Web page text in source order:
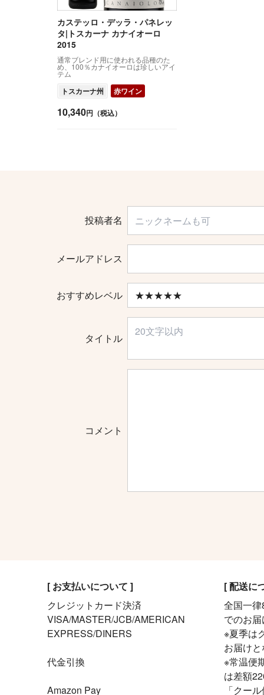
カステッロ・デッラ・パネレッ
タ|トスカーナ カナイオーロ
2015
通常ブレンド用に使われる品種のた
め、100％カナイオーロは珍しいアイ
テム
トスカーナ州 赤ワイン
10,340円（税込）
投稿者名
メールアドレス
おすすめレベル
タイトル
コメント
[ お支払いについて ]
クレジットカード決済
VISA/MASTER/JCB/AMERICAN
EXPRESS/DINERS
代金引換
Amazon Pay
[ 配送に
全国一
でのお
※夏季は
お届け
※常温便
は差額
「クー